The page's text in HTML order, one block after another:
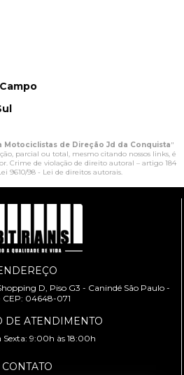
Motociclistas de Direção Jd da Conquista"
parcial ou total, mesmo citando nossos links, é
Crime de violação de direito autoral – artigo 184
9610/98 - Lei de direitos autorais.
D, Piso G3 - Canindé São Paulo -
CEP: 04648-071
DE ATENDIMENTO
Sexta: 9:00h às 18:00h
CONTATO